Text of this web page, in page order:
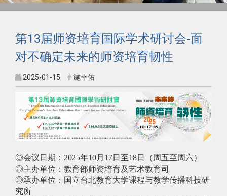
第13届师资培育国际学术研讨会-面
对不确定未来的师资培育韧性
2025-01-15 施幸佑
◎会议日期：2025年10月17日至18日（周五至周六）
◎主办单位：教育部师资培育及艺术教育司
◎承办单位：国立台北教育大学课程与教学传播科技研
究所